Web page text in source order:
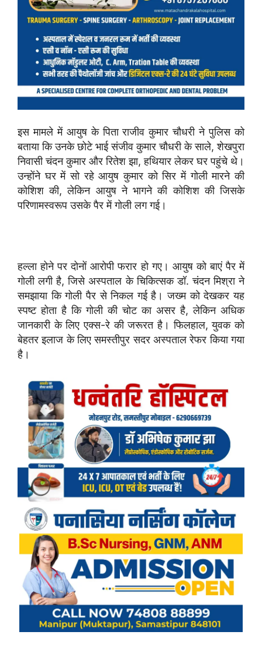
इस मामले में आयुष के पिता राजीव कुमार चौधरी ने पुलिस को
बताया कि उनके छोटे भाई संजीव कुमार चौधरी के साले, शेखपुरा
निवासी चंदन कुमार और रितेश झा, हथियार लेकर घर पहुंचे थे।
उन्होंने घर में सो रहे आयुष कुमार को सिर में गोली मारने की
कोशिश की, लेकिन आयुष ने भागने की कोशिश की जिसके
परिणामस्वरूप उसके पैर में गोली लग गई।
हल्ला होने पर दोनों आरोपी फरार हो गए। आयुष को बाएं पैर में
गोली लगी है, जिसे अस्पताल के चिकित्सक डॉ. चंदन मिश्रा ने
समझाया कि गोली पैर से निकल गई है। जख्म को देखकर यह
स्पष्ट होता है कि गोली की चोट का असर है, लेकिन अधिक
जानकारी के लिए एक्स-रे की जरूरत है। फिलहाल, युवक को
बेहतर इलाज के लिए समस्तीपुर सदर अस्पताल रेफर किया गया
है।